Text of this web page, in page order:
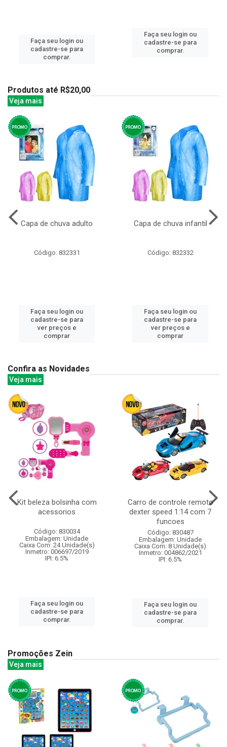
Faça seu login ou
cadastre-se para
comprar.
Faça seu login ou
cadastre-se para
comprar.
Produtos até R$20,00
Veja mais
Capa de chuva adulto
Código: 832331
Faça seu login ou
cadastre-se para
ver preços e
comprar
Capa de chuva infantil
Código: 832332
Faça seu login ou
cadastre-se para
ver preços e
comprar
Confira as Novidades
Veja mais
Kit beleza bolsinha com
acessorios
Código: 830034
Embalagem: Unidade
Caixa Com: 24 Unidade(s)
Inmetro: 006697/2019
IPI: 6.5%
Faça seu login ou
cadastre-se para
comprar.
Carro de controle remoto
dexter speed 1:14 com 7
funcoes
Código: 830487
Embalagem: Unidade
Caixa Com: 8 Unidade(s)
Inmetro: 004862/2021
IPI: 6.5%
Faça seu login ou
cadastre-se para
comprar.
Promoções Zein
Veja mais